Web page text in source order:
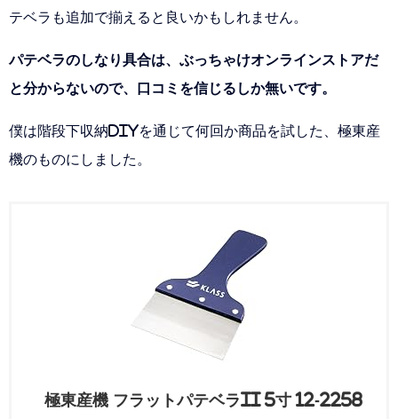
テベラも追加で揃えると良いかもしれません。
パテベラのしなり具合は、ぶっちゃけオンラインストアだ
と分からないので、口コミを信じるしか無いです。
僕は階段下収納DIYを通じて何回か商品を試した、極東産
機のものにしました。
極東産機 フラットパテベラII 5寸 12-2258